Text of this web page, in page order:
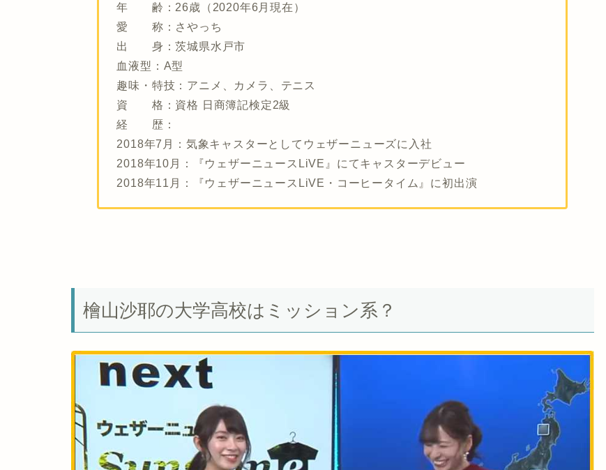
年 齢 ：26歳（2020年6月現在）
愛 称 ：さやっち
出 身 ：茨城県水戸市
血液型 ：A型
趣味・特技 ：アニメ、カメラ、テニス
資 格 ：資格 日商簿記検定2級
経 歴：
2018年7月：気象キャスターとしてウェザーニューズに入社
2018年10月：『ウェザーニュースLiVE』にてキャスターデビュー
2018年11月：『ウェザーニュースLiVE・コーヒータイム』に初出演
檜山沙耶の大学高校はミッション系？